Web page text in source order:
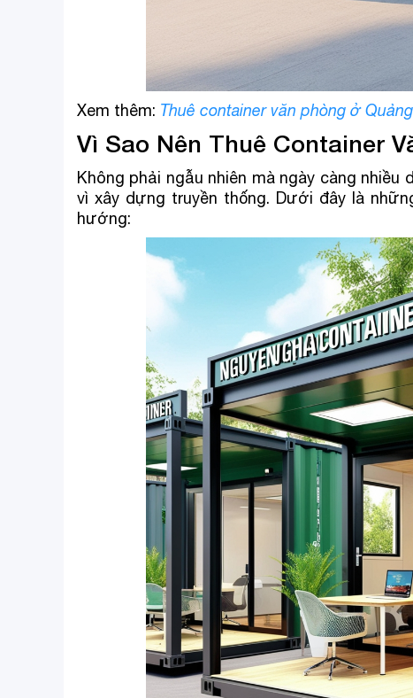
Xem thêm: Thuê container văn phòng ở
Vì Sao Nên Thuê Container
Không phải ngẫu nhiên mà ngày càng
vì xây dựng truyền thống. Dưới đây là
hướng: